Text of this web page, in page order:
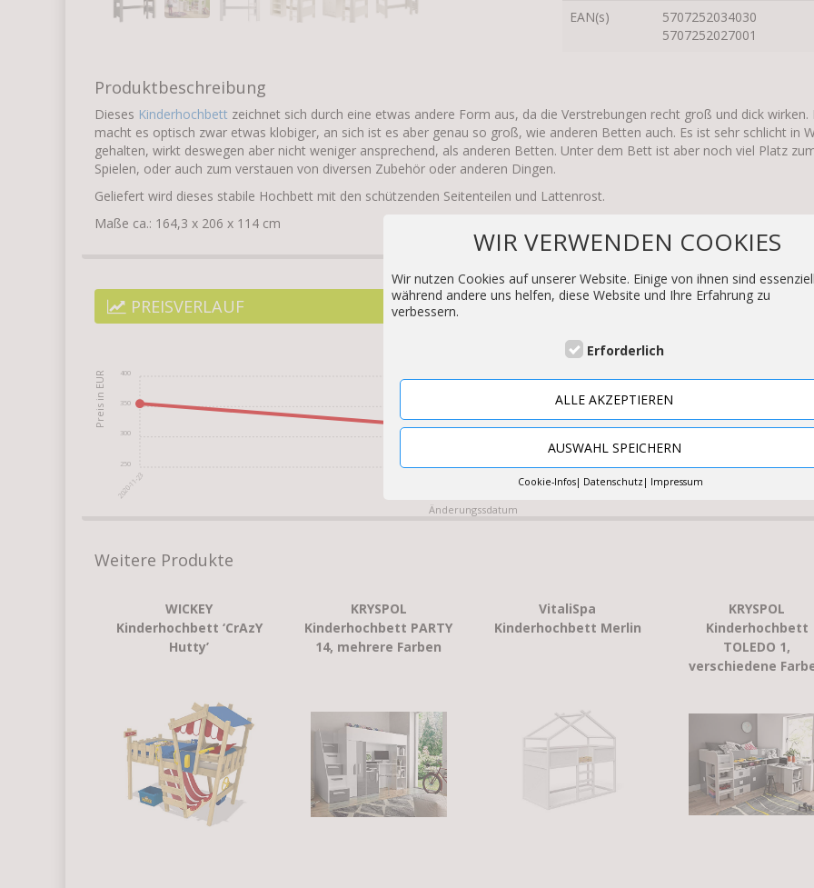
EAN(s)
5707252034030
5707252027001
Produktbeschreibung
Dieses Kinderhochbett zeichnet sich durch eine etwas andere Form aus, da die Verstrebungen recht groß und dick wirken.
macht es optisch zwar etwas klobiger, an sich ist es aber genau so groß, wie anderen Betten auch. Es ist sehr schlicht in
gehalten, wirkt deswegen aber nicht weniger ansprechend, als anderen Betten. Unter dem Bett ist aber noch viel Platz
Spielen, oder auch zum verstauen von diversen Zubehör oder anderen Dingen.
Geliefert wird dieses stabile Hochbett mit den schützenden Seitenteilen und Lattenrost.
Maße ca.: 164,3 x 206 x 114 cm
PREISVERLAUF
2020-11-23
250
300
350
400
Weitere Produkte
WICKEY
Kinderhochbett ‘CrAzY
Hutty’
KRYSPOL
Kinderhochbett PARTY
14, mehrere Farben
VitaliSpa
Kinderhochbett Merlin
KRYSPOL
Kinderhochbett
TOLEDO 1,
verschiedene
WIR VERWENDEN COOKIES
Wir nutzen Cookies auf unserer Website. Einige von ihnen sind
während andere uns helfen, diese Website und Ihre Erfahrung zu
verbessern.
Erforderlich
ALLE AKZEPTIEREN
AUSWAHL SPEICHERN
Cookie-Infos Datenschutz Impressum